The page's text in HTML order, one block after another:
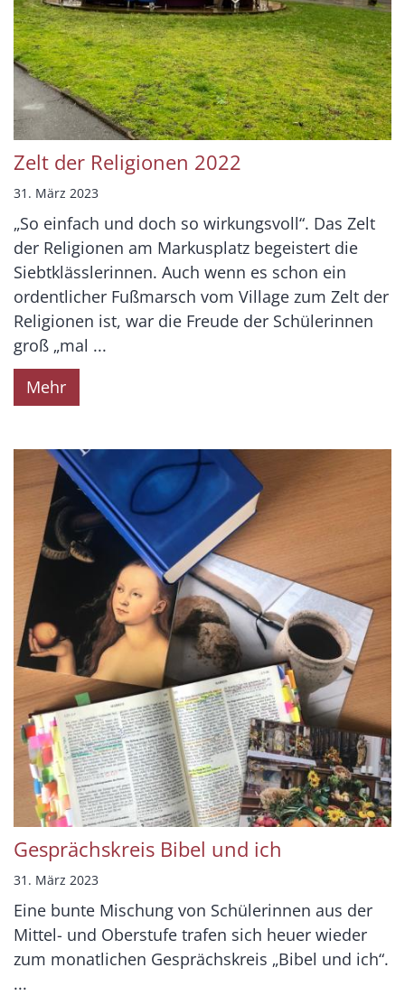
Zelt der Religionen 2022
31. März 2023
„So einfach und doch so wirkungsvoll“. Das Zelt
der Religionen am Markusplatz begeistert die
Siebtklässlerinnen. Auch wenn es schon ein
ordentlicher Fußmarsch vom Village zum Zelt der
Religionen ist, war die Freude der Schülerinnen
groß „mal ...
Mehr
Gesprächskreis Bibel und ich
31. März 2023
Eine bunte Mischung von Schülerinnen aus der
Mittel- und Oberstufe trafen sich heuer wieder
zum monatlichen Gesprächskreis „Bibel und ich“.
...